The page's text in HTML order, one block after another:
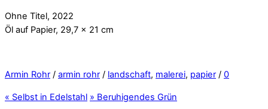
Ohne Titel, 2022
Öl auf Papier, 29,7 x 21 cm
Armin Rohr / armin rohr / landschaft, malerei, papier / 0
« Selbst in Edelstahl » Beruhigendes Grün